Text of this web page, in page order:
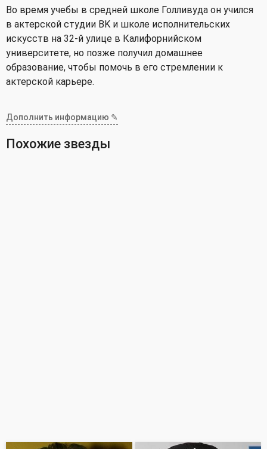
Во время учебы в средней школе Голливуда он учился
в актерской студии BK и школе исполнительских
искусств на 32-й улице в Калифорнийском
университете, но позже получил домашнее
образование, чтобы помочь в его стремлении к
актерской карьере.
Дополнить информацию ✎
Похожие звезды